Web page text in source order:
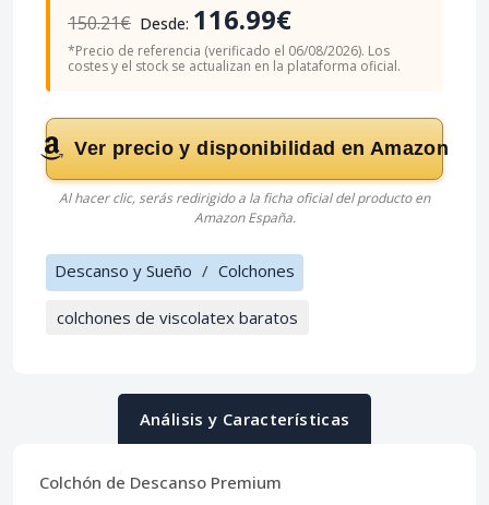
150.21€ Desde: 116.99€
*Precio de referencia (verificado el 06/08/2026). Los
costes y el stock se actualizan en la plataforma oficial.
Ver precio y disponibilidad en Amazon
Al hacer clic, serás redirigido a la ficha oficial del producto en
Amazon España.
Descanso y Sueño / Colchones
colchones de viscolatex baratos
Análisis y Características
Colchón de Descanso Premium